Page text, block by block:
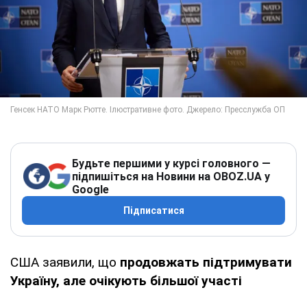
Будьте першими у курсі головного —
підпишіться на Новини на OBOZ.UA у
Google
Підписатися
США заявили, що продовжать підтримувати
Україну, але очікують більшої участі